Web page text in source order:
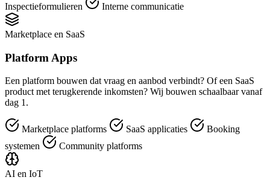
Inspectieformulieren
Interne communicatie
Marketplace en SaaS
Platform Apps
Een platform bouwen dat vraag en aanbod verbindt? Of een SaaS
product met terugkerende inkomsten? Wij bouwen schaalbaar vanaf
dag 1.
Marketplace platforms SaaS applicaties
Booking
systemen
Community platforms
AI en IoT